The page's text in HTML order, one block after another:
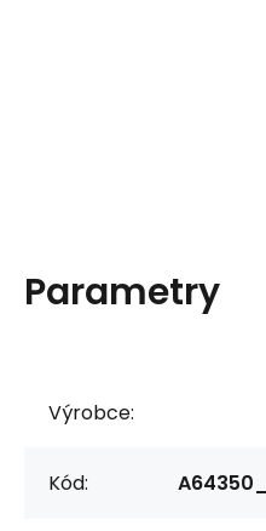
Parametry
Výrobce:
Kód: